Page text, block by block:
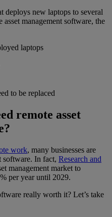
deploys new laptops to several
management software, the
laptops
to be replaced
remote asset
work, many businesses are
software. In fact, Research and
management market to
per year until 2029.
really worth it? Let’s take